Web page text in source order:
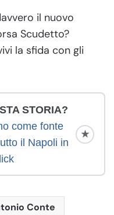
il nuovo
Scudetto?
la sfida con gli
STORIA?
come fonte
il Napoli in
★
Conte